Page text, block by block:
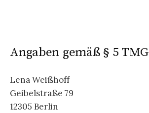
Angaben gemäß § 5 TMG
Lena Weißhoff
Geibelstraße 79
12305 Berlin